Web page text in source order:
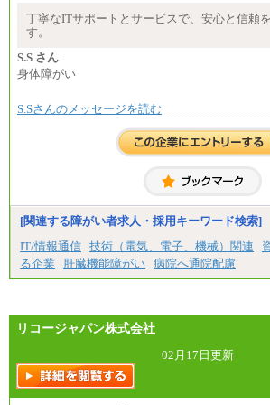
※試用期間中も給与に変更は
中途：
丁寧なITサポートとサービスで、安心と信頼
す。
S.S さん
身体障がい
S.Sさんのメッセージを読む
[関連する障がい者求人・採用キーワード検索]
IT/情報通信 技術（電気、電子、機械）関連
る企業
肝臓機能障がい 病院へ通院配慮
リコージャパン株式会社
02月17日更新